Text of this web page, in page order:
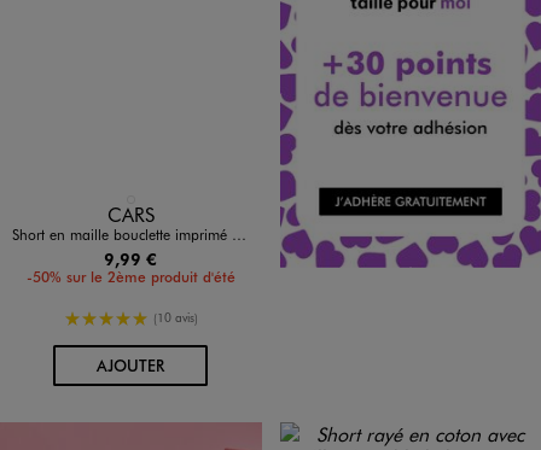
Disponible en 1 coloris
CARS
Short en maille bouclette imprimé Flash McQueen bébé garçon - Disney baby
9,99 €
-50% sur le 2ème produit d'été
5/5 de moyenne
(10 avis)
AJOUTERAU PANIER